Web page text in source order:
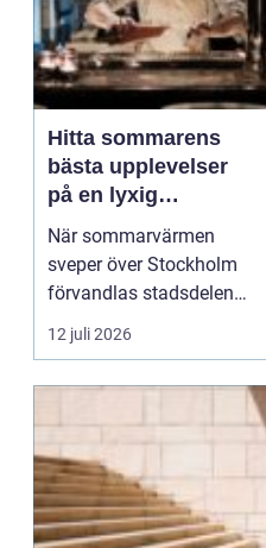
Hitta sommarens
bästa upplevelser
på en lyxig
uteservering på
Östermalm
När sommarvärmen
sveper över Stockholm
förvandlas stadsdelen
till en av stadens mest
levande kulinariska
höjdpunkten under ...
12 juli 2026